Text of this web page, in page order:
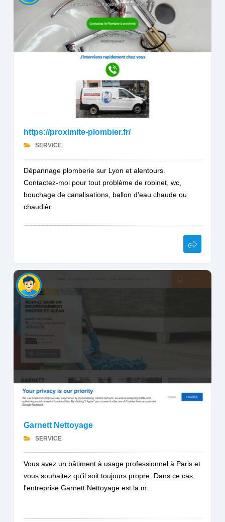
https://proximite-plombier.fr/
SERVICE
Dépannage plomberie sur Lyon et alentours.
Contactez-moi pour tout problème de robinet, wc,
bouchage de canalisations, ballon d'eau chaude ou
chaudièr...
Garnett Nettoyage
SERVICE
Vous avez un bâtiment à usage professionnel à Paris et
vous souhaitez qu'il soit toujours propre. Dans ce cas,
l'entreprise Garnett Nettoyage est la m...